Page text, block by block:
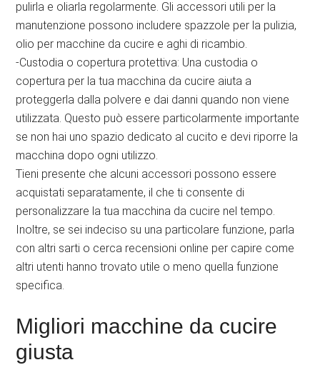
pulirla e oliarla regolarmente. Gli accessori utili per la
manutenzione possono includere spazzole per la pulizia,
olio per macchine da cucire e aghi di ricambio.
-Custodia o copertura protettiva: Una custodia o
copertura per la tua macchina da cucire aiuta a
proteggerla dalla polvere e dai danni quando non viene
utilizzata. Questo può essere particolarmente importante
se non hai uno spazio dedicato al cucito e devi riporre la
macchina dopo ogni utilizzo.
Tieni presente che alcuni accessori possono essere
acquistati separatamente, il che ti consente di
personalizzare la tua macchina da cucire nel tempo.
Inoltre, se sei indeciso su una particolare funzione, parla
con altri sarti o cerca recensioni online per capire come
altri utenti hanno trovato utile o meno quella funzione
specifica.
Migliori macchine da cucire
giusta